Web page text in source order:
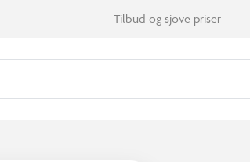
Tilbud og sjove priser